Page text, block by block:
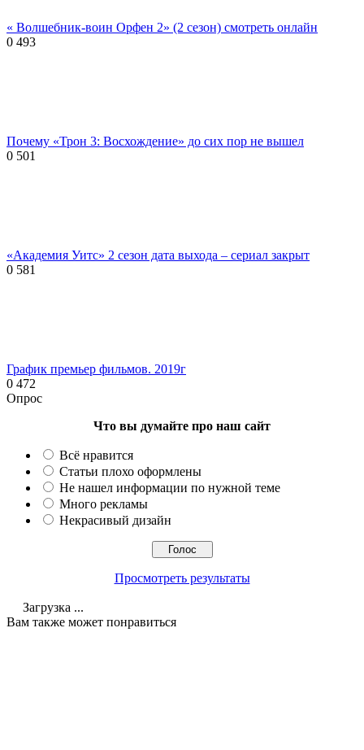
« Волшебник-воин Орфен 2» (2 сезон) смотреть онлайн
0 493
Почему «Трон 3: Восхождение» до сих пор не вышел
0 501
«Академия Уитс» 2 сезон дата выхода – сериал закрыт
0 581
График премьер фильмов. 2019г
0 472
Опрос
Что вы думайте про наш сайт
Всё нравится
Статьи плохо оформлены
Не нашел информации по нужной теме
Много рекламы
Некрасивый дизайн
Просмотреть результаты
Загрузка ...
Вам также может понравиться